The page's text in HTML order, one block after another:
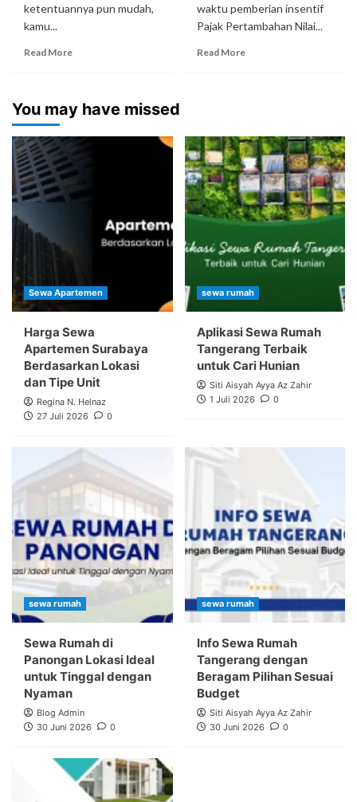
ketentuannya pun mudah,
kamu...
Read More
waktu pemberian insentif
Pajak Pertambahan Nilai...
Read More
You may have missed
Sewa Apartemen
Harga Sewa
Apartemen Surabaya
Berdasarkan Lokasi
dan Tipe Unit
Regina N. Helnaz
27 Juli 2026
0
sewa rumah
Aplikasi Sewa Rumah
Tangerang Terbaik
untuk Cari Hunian
Siti Aisyah Ayya Az Zahir
1 Juli 2026
0
sewa rumah
Sewa Rumah di
Panongan Lokasi Ideal
untuk Tinggal dengan
Nyaman
Blog Admin
30 Juni 2026
0
sewa rumah
Info Sewa Rumah
Tangerang dengan
Beragam Pilihan Sesuai
Budget
Siti Aisyah Ayya Az Zahir
30 Juni 2026
0